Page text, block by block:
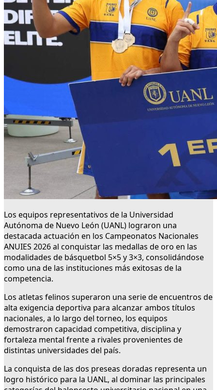
Los equipos representativos de la Universidad
Autónoma de Nuevo León (UANL) lograron una
destacada actuación en los Campeonatos Nacionales
ANUIES 2026 al conquistar las medallas de oro en las
modalidades de básquetbol 5×5 y 3×3, consolidándose
como una de las instituciones más exitosas de la
competencia.
Los atletas felinos superaron una serie de encuentros de
alta exigencia deportiva para alcanzar ambos títulos
nacionales, a lo largo del torneo, los equipos
demostraron capacidad competitiva, disciplina y
fortaleza mental frente a rivales provenientes de
distintas universidades del país.
La conquista de las dos preseas doradas representa un
logro histórico para la UANL, al dominar las principales